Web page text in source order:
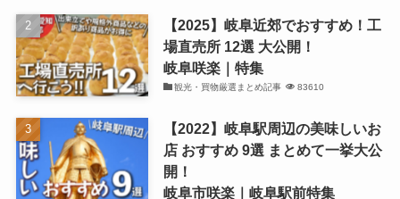
【2025】岐阜近郊でおすすめ！工
場直売所 12選 大公開！
岐阜咲楽｜特集
観光・買物厳選まとめ記事 83610
【2022】岐阜駅周辺の美味しいお
店 おすすめ 9選 まとめて一挙大公
開！
岐阜市咲楽｜岐阜駅前特集